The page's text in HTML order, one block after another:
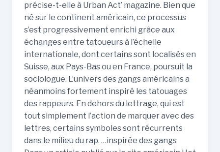
précise-t-elle à Urban Act’ magazine. Bien que
né sur le continent américain, ce processus
s’est progressivement enrichi grâce aux
échanges entre tatoueurs à l’échelle
internationale, dont certains sont localisés en
Suisse, aux Pays-Bas ou en France, poursuit la
sociologue. L’univers des gangs américains a
néanmoins fortement inspiré les tatouages
des rappeurs. En dehors du lettrage, qui est
tout simplement l’action de marquer avec des
lettres, certains symboles sont récurrents
dans le milieu du rap. …inspirée des gangs